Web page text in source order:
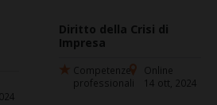
Diritto della Crisi di
Impresa
Competenze
professionali
Online
14 ott, 2024